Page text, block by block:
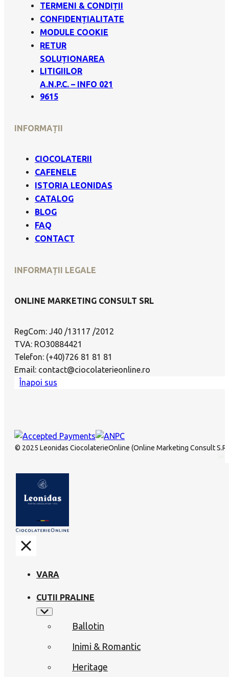
TERMENI & CONDIȚII
CONFIDENȚIALITATE
MODULE COOKIE
RETUR
SOLUȚIONAREA
LITIGIILOR
A.N.P.C. – INFO 021
9615
INFORMAȚII
CIOCOLATERII
CAFENELE
ISTORIA LEONIDAS
CATALOG
BLOG
FAQ
CONTACT
INFORMAȚII LEGALE
ONLINE MARKETING CONSULT SRL
RegCom: J40 /13117 /2012
TVA: RO30884421
Telefon: (+40)726 81 81 81
Email: contact@ciocolaterieonline.ro
Înapoi sus
© 2025 Leonidas CiocolaterieOnline (Online Marketing Consult
VARA
CUTII PRALINE
Ballotin
Inimi & Romantic
Heritage